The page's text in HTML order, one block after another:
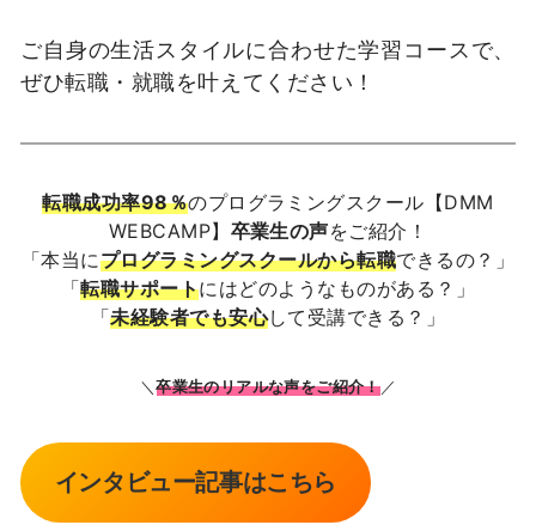
ご自身の生活スタイルに合わせた学習コースで、
ぜひ転職・就職を叶えてください！
転職成功率98％のプログラミングスクール【DMM
WEBCAMP】 卒業生の声をご紹介！
「本当にプログラミングスクールから転職できるの？」
「転職サポートにはどのようなものがある？」
「未経験者でも安心して受講できる？」
＼卒業生のリアルな声をご紹介！／
インタビュー記事はこちら